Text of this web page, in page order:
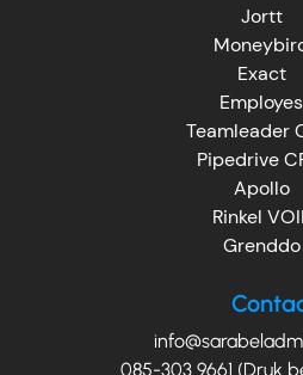
Jortt
Exact
Employes
Teamleader
Pipedrive
Apollo
Rinkel
Grenddo
085-303 9661 (Druk